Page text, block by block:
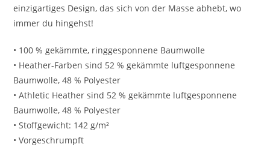
einzigartiges Design, das sich von der Masse abhebt, wo
immer du hingehst!
• 100 % gekämmte, ringgesponnene Baumwolle
• Heather-Farben sind 52 % gekämmte luftgesponnene
Baumwolle, 48 % Polyester
• Athletic Heather sind 52 % gekämmte luftgesponnene
Baumwolle, 48 % Polyester
• Stoffgewicht: 142 g/m²
• Vorgeschrumpft